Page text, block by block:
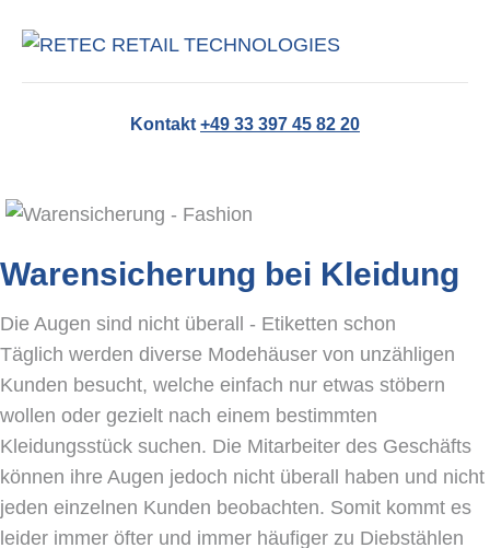
Kontakt +49 33 397 45 82 20
Warensicherung bei Kleidung
Die Augen sind nicht überall - Etiketten schon
Täglich werden diverse Modehäuser von unzähligen
Kunden besucht, welche einfach nur etwas stöbern
wollen oder gezielt nach einem bestimmten
Kleidungsstück suchen. Die Mitarbeiter des Geschäfts
können ihre Augen jedoch nicht überall haben und nicht
jeden einzelnen Kunden beobachten. Somit kommt es
leider immer öfter und immer häufiger zu Diebstählen